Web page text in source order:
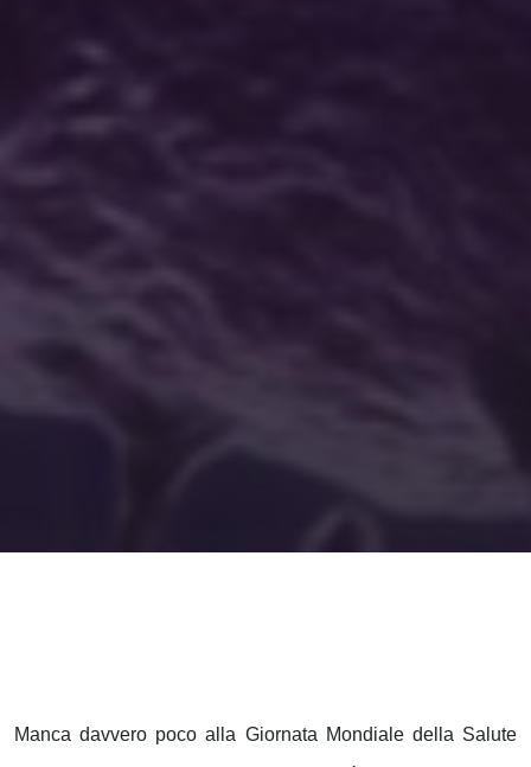
Manca davvero poco alla Giornata Mondiale della Salute